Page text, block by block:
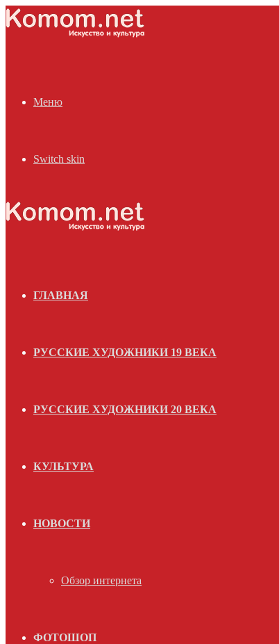
Меню
Switch skin
ГЛАВНАЯ
РУССКИЕ ХУДОЖНИКИ 19 ВЕКА
РУССКИЕ ХУДОЖНИКИ 20 ВЕКА
КУЛЬТУРА
НОВОСТИ
Обзор интернета
ФОТОШОП